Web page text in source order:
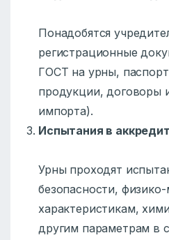
Понадобятся
регистрационные
ГОСТ на урны,
продукции, договоры
импорта).
Испытания в
Урны проходят
безопасности,
характеристикам,
другим параметрам в